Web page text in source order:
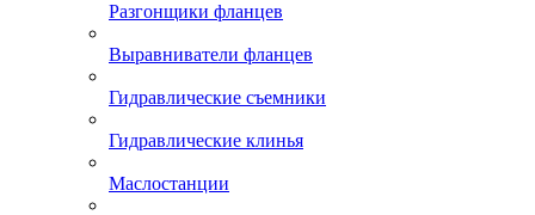
Разгонщики фланцев
Выравниватели фланцев
Гидравлические съемники
Гидравлические клинья
Маслостанции